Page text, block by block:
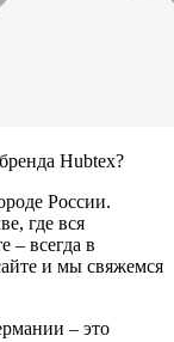
Hubtex?
России.
где вся
– всегда в
и мы свяжемся
– это